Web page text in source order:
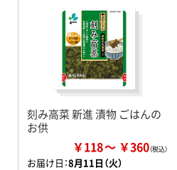
刻み高菜 新進 漬物 ごはんの
お供
￥118 ￥360
お届け日：8月11日（火）